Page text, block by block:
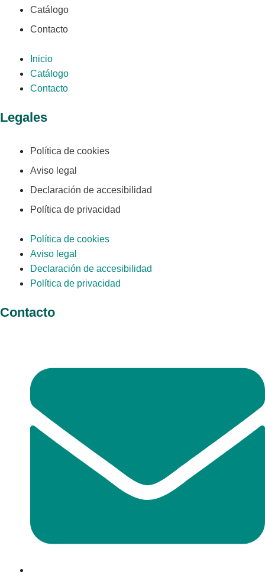
Catálogo
Contacto
Inicio
Catálogo
Contacto
Legales
Política de cookies
Aviso legal
Declaración de accesibilidad
Política de privacidad
Política de cookies
Aviso legal
Declaración de accesibilidad
Política de privacidad
Contacto